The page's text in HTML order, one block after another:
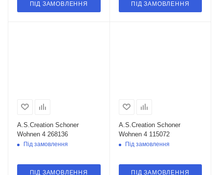
ПІД ЗАМОВЛЕННЯ ПІД ЗАМОВЛЕННЯ
A.S.Creation Schoner
Wohnen 4 268136
Під замовлення
ПІД ЗАМОВЛЕННЯ
A.S.Creation Schoner
Wohnen 4 115072
Під замовлення
ПІД ЗАМОВЛЕННЯ